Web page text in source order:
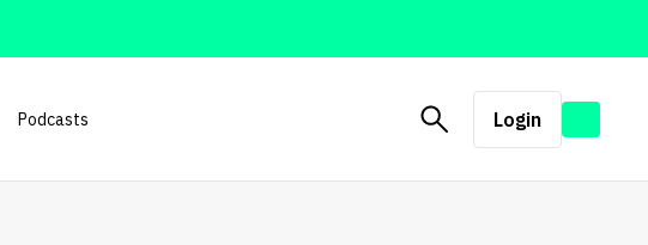
Podcasts Login